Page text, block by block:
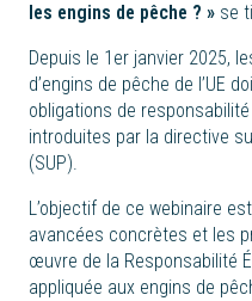
les engins de pêche ? » se
Depuis le 1er janvier 2025,
d’engins de pêche de l’UE
obligations de
introduites par la directive
(SUP).
L’objectif de ce webinaire
avancées concrètes et les
œuvre de la Responsabilité
appliquée aux engins de